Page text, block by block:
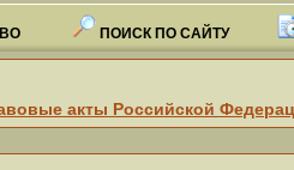
ПОИСК ПО САЙТУ
акты Российской